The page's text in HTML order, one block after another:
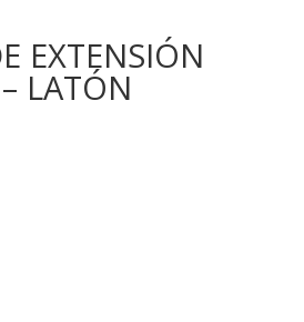
EXTENSIÓN
LATÓN